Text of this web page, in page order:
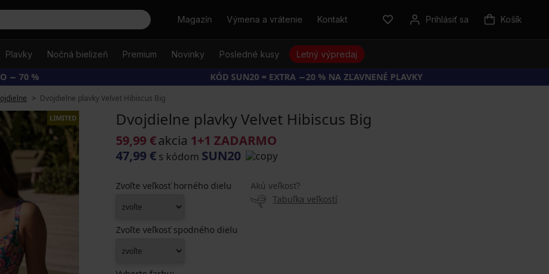
HľadaťMagazín Výmena a vrátenie Kontakt Prihlásiť sa Košík
Plavky Nočná bielizeň Premium Novinky Posledné kusy Letný výpredaj
− 70 % KÓD SUN20 = EXTRA −20 % NA ZĽAVNENÉ PLAVKY
Dvojdielne plavky Velvet Hibiscus Big
LIMITED Dvojdielne plavky Velvet Hibiscus Big
59,99 €akcia 1+1 ZADARMO
47,99 € s kódom SUN20
Zvoľte veľkosť horného dielu
Akú veľkosť?
Tabuľka veľkostí
Zvoľte veľkosť spodného dielu